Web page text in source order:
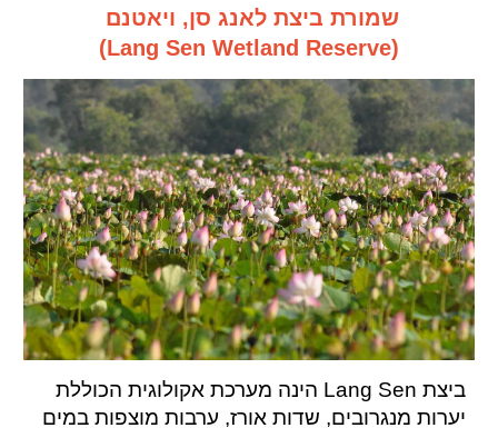
שמורת ביצת לאנג סן, ויאטנם
(Lang Sen Wetland Reserve)
ביצת Lang Sen הינה מערכת אקולוגית הכוללת
יערות מנגרובים, שדות אורז, ערבות מוצפות במים